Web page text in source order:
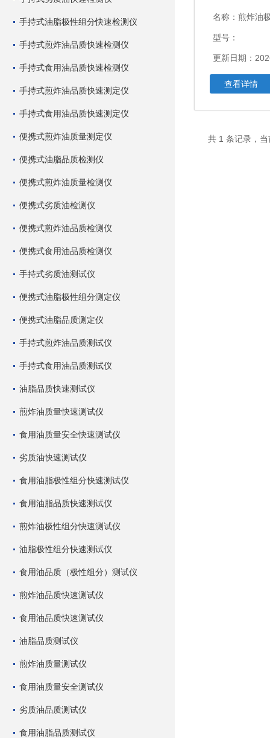
手持式油脂极性组分快速检测仪
手持式煎炸油品质快速检测仪
手持式食用油品质快速检测仪
手持式煎炸油品质快速测定仪
手持式食用油品质快速测定仪
便携式煎炸油质量测定仪
便携式油脂品质检测仪
便携式煎炸油质量检测仪
便携式劣质油检测仪
便携式煎炸油品质检测仪
便携式食用油品质检测仪
手持式劣质油测试仪
便携式油脂极性组分测定仪
便携式油脂品质测定仪
手持式煎炸油品质测试仪
手持式食用油品质测试仪
油脂品质快速测试仪
煎炸油质量快速测试仪
食用油质量安全快速测试仪
劣质油快速测试仪
食用油脂极性组分快速测试仪
食用油脂品质快速测试仪
煎炸油极性组分快速测试仪
油脂极性组分快速测试仪
食用油品质（极性组分）测试仪
煎炸油品质快速测试仪
食用油品质快速测试仪
油脂品质测试仪
煎炸油质量测试仪
食用油质量安全测试仪
劣质油品质测试仪
食用油脂品质测试仪
名称： 煎炸油
型号：
更新日期：
查看详情
共 1 条记录，